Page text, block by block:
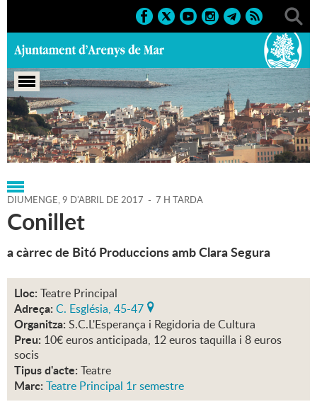
Portada > Regidories > Cultura > Agenda > 09-04-2017
DIUMENGE,9 D'ABRIL DE 2017 - 7 H TARDA
Conillet
a càrrec de Bitó Produccions amb Clara Segura
Lloc: Teatre Principal
Adreça: C. Església, 45-47
Organitza: S.C.L'Esperança i Regidoria de Cultura
Preu: 10€ euros anticipada, 12 euros taquilla i 8 euros
socis
Tipus d'acte: Teatre
Marc: Teatre Principal 1r semestre